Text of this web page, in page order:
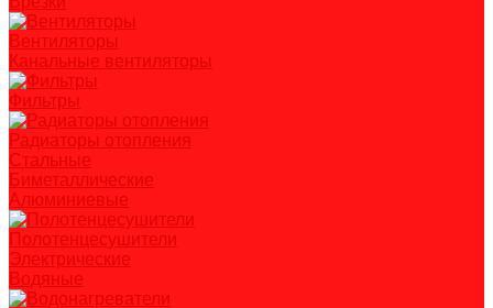
Вентиляторы
Канальные вентиляторы
Фильтры
Радиаторы отопления
Стальные
Биметаллические
Алюминиевые
Полотенцесушители
Электрические
Водяные